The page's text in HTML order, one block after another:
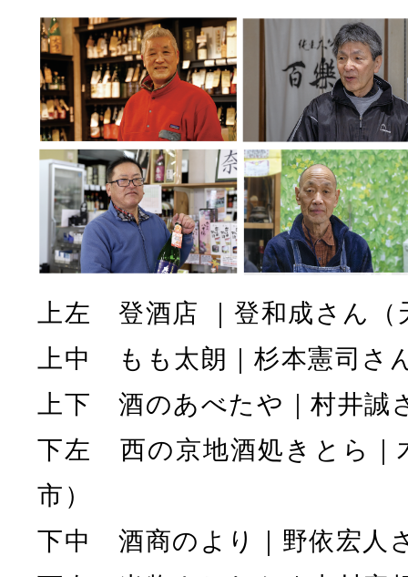
上左 登酒店 ｜登和成さん（
上中 もも太朗｜杉本憲司さ
上下 酒のあべたや｜村井誠
下左 西の京地酒処きとら｜
市）
下中 酒商のより｜野依宏人